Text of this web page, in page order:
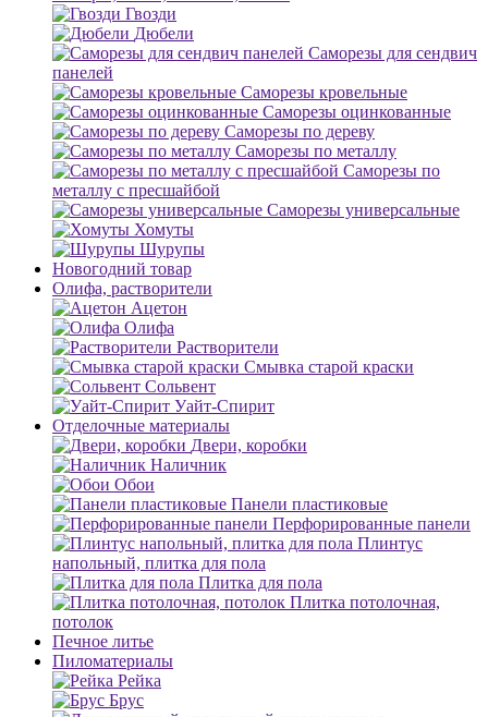
Гвозди
Дюбели
Саморезы для сендвич
панелей
Саморезы кровельные
Саморезы оцинкованные
Саморезы по дереву
Саморезы по металлу
Саморезы по
металлу с пресшайбой
Саморезы универсальные
Хомуты
Шурупы
Новогодний товар
Олифа, растворители
Ацетон
Олифа
Растворители
Смывка старой краски
Сольвент
Уайт-Спирит
Отделочные материалы
Двери, коробки
Наличник
Обои
Панели пластиковые
Перфорированные панели
Плинтус
напольный, плитка для пола
Плитка для пола
Плитка потолочная,
потолок
Печное литье
Пиломатериалы
Рейка
Брус